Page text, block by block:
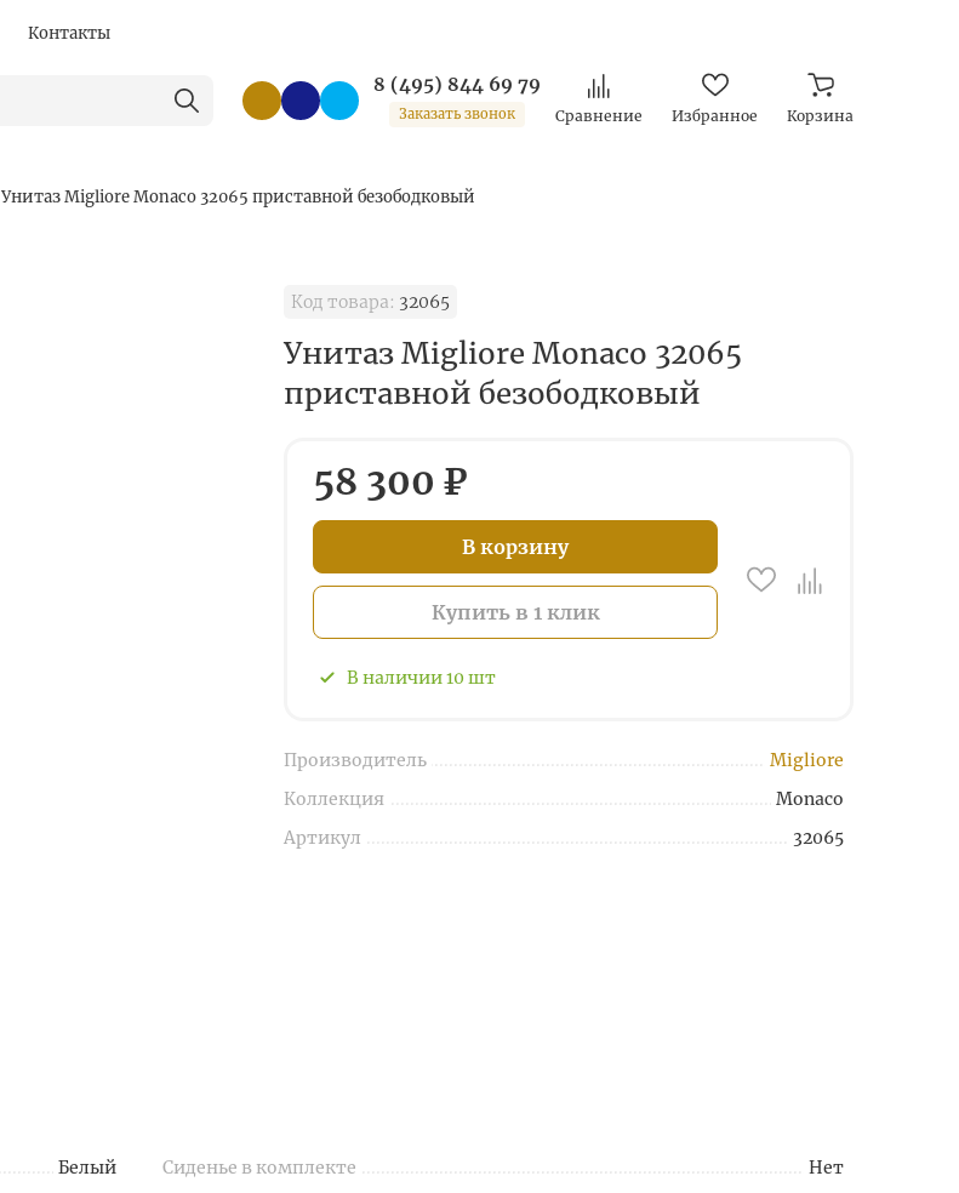
Контакты
8 (495) 844 69 79
Заказать звонок Сравнение Избранное Корзина
Унитаз Migliore Monaco 32065 приставной безободковый
Код товара: 32065
Унитаз Migliore Monaco 32065
приставной безободковый
58 300 ₽
В корзину
Купить в 1 клик
В наличии10 шт
Производитель
Migliore
Коллекция
Monaco
Артикул
32065
Белый
Сиденье в комплекте
Нет